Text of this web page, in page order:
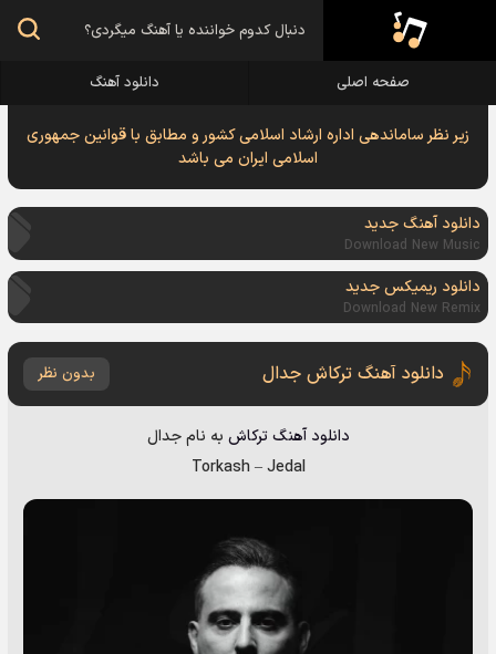
صفحه اصلی دانلود آهنگ
زیر نظر ساماندهی اداره ارشاد اسلامی کشور و مطابق با قوانین جمهوری
اسلامی ایران می باشد
دانلود آهنگ جدید
Download New Music
دانلود ریمیکس جدید
Download New Remix
دانلود آهنگ ترکاش جدال بدون نظر
دانلود آهنگترکاش به نامجدال
Torkash–Jedal